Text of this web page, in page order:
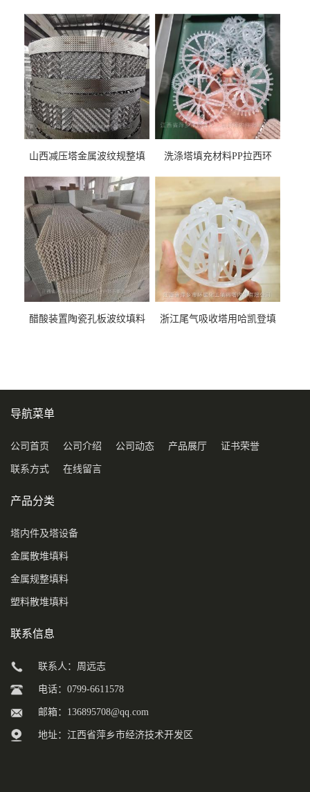
山西减压塔金属波纹规整填
料
洗涤塔填充材料PP拉西环
醋酸装置陶瓷孔板波纹填料
浙江尾气吸收塔用哈凯登填
导航菜单
公司首页 公司介绍 公司动态 产品展厅 证书荣誉
联系方式 在线留言
产品分类
塔内件及塔设备
金属散堆填料
金属规整填料
塑料散堆填料
联系信息
联系人：周远志
电话：0799-6611578
邮箱： 136895708@qq.com
地址：江西省萍乡市经济技术开发区